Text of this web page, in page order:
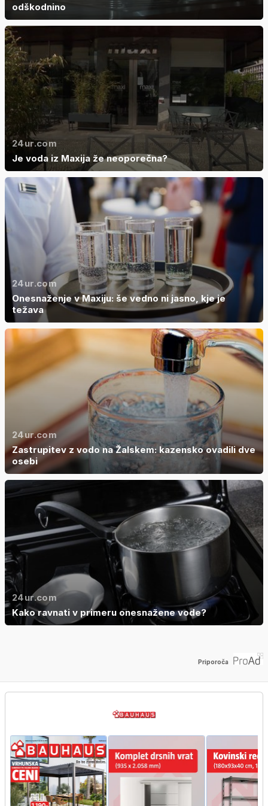
odškodnino
24ur.com
Je voda iz Maxija že neoporečna?
24ur.com
Onesnaženje v Maxiju: še vedno ni jasno, kje je
težava
24ur.com
Zastrupitev z vodo na Žalskem: kazensko ovadili dve
osebi
24ur.com
Kako ravnati v primeru onesnažene vode?
Priporoča